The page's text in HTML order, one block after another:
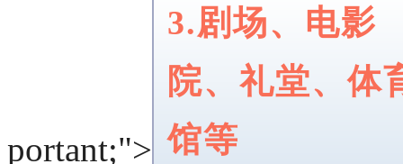
portant;">
3.剧场、电影
院、礼堂、体
馆等